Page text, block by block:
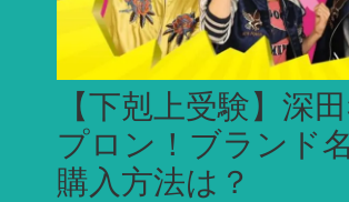
【下剋上受験】深
プロン！ブランド
購入方法は？